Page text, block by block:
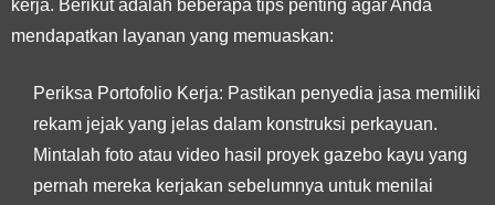
kerja. Berikut adalah beberapa tips penting agar Anda
mendapatkan layanan yang memuaskan:
Periksa Portofolio Kerja: Pastikan penyedia jasa memiliki
rekam jejak yang jelas dalam konstruksi perkayuan.
Mintalah foto atau video hasil proyek gazebo kayu yang
pernah mereka kerjakan sebelumnya untuk menilai